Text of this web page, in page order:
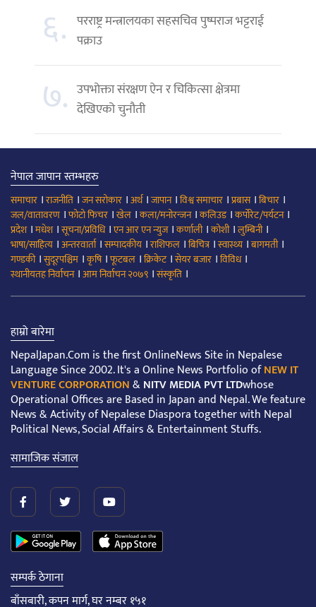
६. परराष्ट्र मन्त्रालयका सहसचिव पुष्पराज भट्टराई
पक्राउ
७. उपभोक्ता संरक्षण ऐन र चिकित्सा क्षेत्रमा
देखिएको चुनौती
नेपाल जापान स्तम्भहरु
समाचार ।राजनीति ।जन सरोकार ।अर्थ।जापान।विश्व समाचार ।प्रबास।बिचार ।
जल/वातावरण ।फोटो फिचर ।खेल ।कला/मनोरन्जन।कलिउड।कर्पोरेट/पर्यटन।
प्रदेश।मधेश।सूचना/प्रविधि।एन आर एन न्युज।कर्णाली।कोशी।लुम्बिनी।
भाषा/साहित्य ।अन्तरवार्ता।सम्पादकीय ।राशिफल ।बिचित्र।स्वास्थ्य ।बागमती।
गण्डकी।सुदूरपश्चिम ।कृषि।फूटबल ।क्रिकेट।सेयर बजार ।विविध।
स्थानीयतह निर्वाचन।आम निर्वाचन २०७९ ।संस्कृति ।
हाम्रो बारेमा
NepalJapan.Com is the first OnlineNews Site in Nepalese
Language Since 2002. It's a Online News Portfolio ofNEW IT
VENTURE CORPORATION&NITV MEDIA PVT LTDwhose
Operational Offices are Based in Japan and Nepal. We feature
News & Activity of Nepalese Diaspora together with Nepal
Political News, Social Affairs & Entertainment Stuffs.
सामाजिक संजाल
सम्पर्क ठेगाना
बाँसबारी, कपन मार्ग, घर नम्बर १५१